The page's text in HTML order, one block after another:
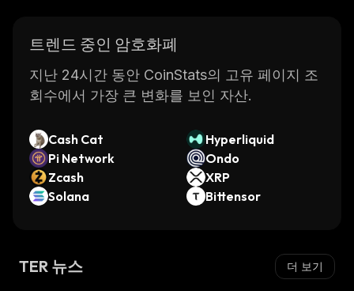
트렌드 중인 암호화폐
지난 24시간 동안 CoinStats의 고유 페이지 조
회수에서 가장 큰 변화를 보인 자산.
Cash Cat
Hyperliquid
Pi Network
Ondo
Zcash
XRP
Solana
Bittensor
TER 뉴스 더 보기